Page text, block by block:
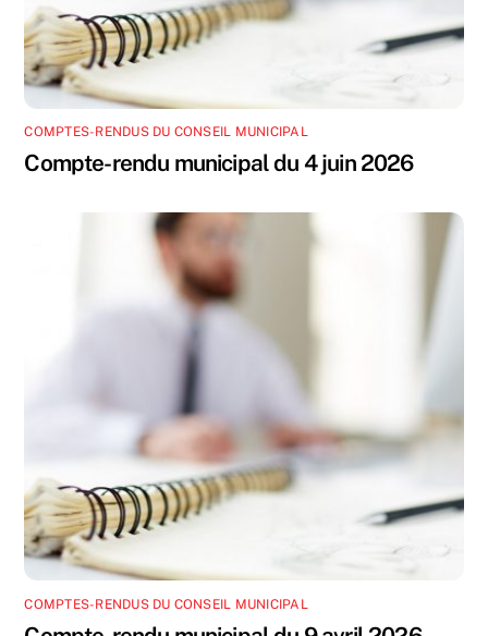
COMPTES-RENDUS DU CONSEIL MUNICIPAL
Compte-rendu municipal du 4 juin 2026
COMPTES-RENDUS DU CONSEIL MUNICIPAL